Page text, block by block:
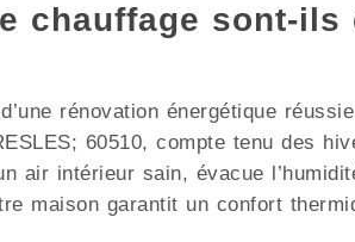
chauffage sont-ils
rénovation énergétique
60510, compte tenu des
air intérieur sain, évacue
maison garantit un confort